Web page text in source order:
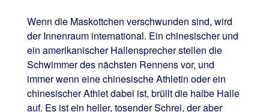
Wenn die Maskottchen verschwunden sind, wird
der Innenraum international. Ein chinesischer und
ein amerikanischer Hallensprecher stellen die
Schwimmer des nächsten Rennens vor, und
immer wenn eine chinesische Athletin oder ein
chinesischer Athlet dabei ist, brüllt die halbe Halle
auf. Es ist ein heller, tosender Schrei, der aber